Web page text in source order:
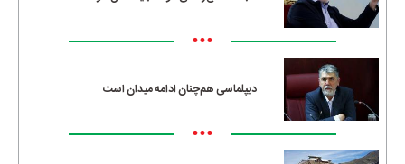
•••
دیپلماسی هم‌چنان ادامه میدان است
•••